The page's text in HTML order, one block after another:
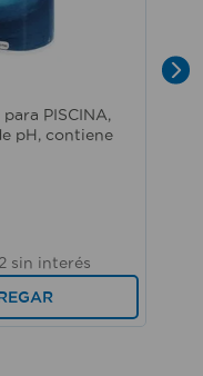
PISCINA,
pH, contiene
sin interés